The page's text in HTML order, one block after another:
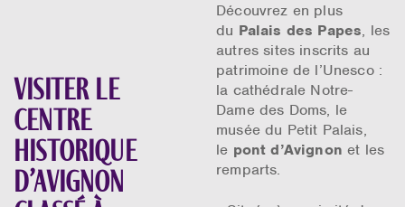
Visiter le
centre
historique
d’Avignon
Découvrez en plus
du Palais des Papes, les
autres sites inscrits au
patrimoine de l’Unesco :
la cathédrale Notre-
Dame des Doms, le
musée du Petit Palais,
le pont d’Avignon et les
remparts.